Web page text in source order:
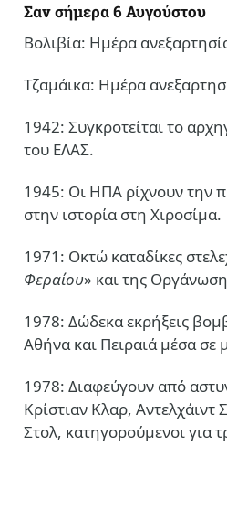
Σαν σήμερα 6 Αυγούστου
Βολιβία: Ημέρα
Τζαμάικα: Ημέρα
1942: Συγκροτείται το
του ΕΛΑΣ.
1945: Οι ΗΠΑ ρίχνουν την
στην ιστορία στη Χιροσίμα.
1971: Οκτώ καταδίκες
Φεραίου» και της
1978: Δώδεκα εκρήξεις
Αθήνα και Πειραιά μέσα σε
1978: Διαφεύγουν από
Κρίστιαν Κλαρ, Αντελχάιντ
Στολ, κατηγορούμενοι για